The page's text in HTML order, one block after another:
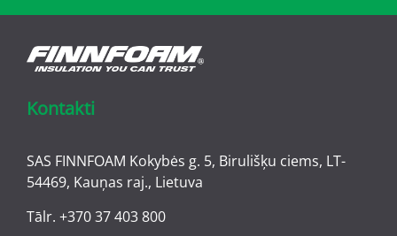
Kontakti
SAS FINNFOAM Kokybės g. 5, Birulišķu ciems, LT-
54469, Kauņas raj., Lietuva
Tālr. +370 37 403 800